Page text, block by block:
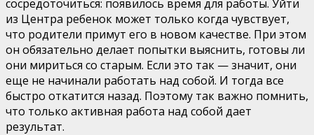
сосредоточиться: появилось время для работы. Уйти
из Центра ребенок может только когда чувствует,
что родители примут его в новом качестве. При этом
он обязательно делает попытки выяснить, готовы ли
они мириться со старым. Если это так — значит, они
еще не начинали работать над собой. И тогда все
быстро откатится назад. Поэтому так важно помнить,
что только активная работа над собой дает
результат.